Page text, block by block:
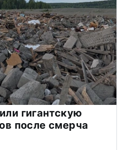
гигантскую
после смерча